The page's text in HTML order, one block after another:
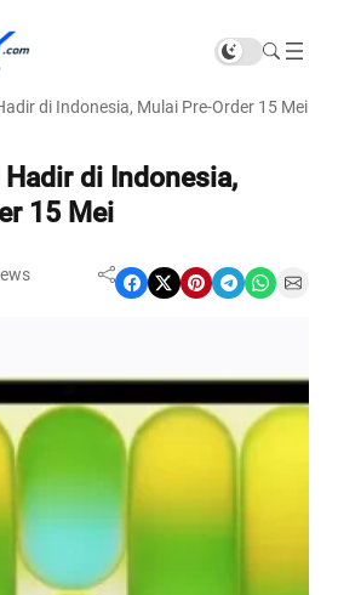
di Indonesia, Mulai Pre-Order 15 Mei
di Indonesia,
15 Mei
Share on Facebook Share on X Share on Pinterest Share on Telegram Share on WhatsApp Share on Email